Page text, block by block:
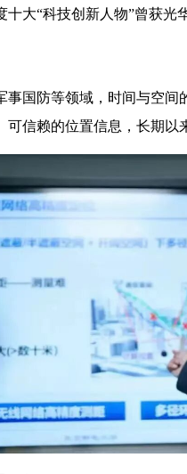
大“科技创新人物”曾获光
防等领域，时间与空间
信赖的位置信息，长期以